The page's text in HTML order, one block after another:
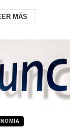
el cometido de los
MÁS